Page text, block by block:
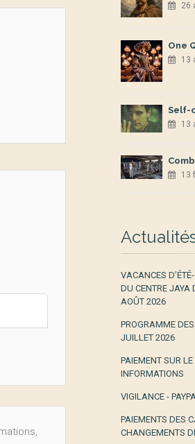
26
One
13
Self-
13
13
VACANCES
DU CENTRE
AOÛT 2026
PROGRAMME
JUILLET 2026
PAIEMENT SUR
INFORMATIONS
VIGILANCE -
PAIEMENTS DES
CHANGEMENTS